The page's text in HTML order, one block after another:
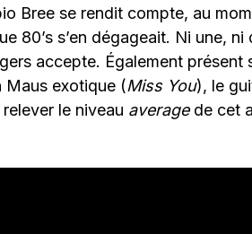
Bree se rendit compte, au
80’s s’en dégageait. Ni une,
accepte. Également présent
Maus exotique (Miss You), le
le niveau average de cet